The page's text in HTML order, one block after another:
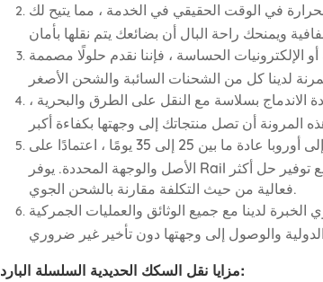
في الوقت الحقيقي في الخدمة ، مما يتيح لك
الإلكترونيات الحساسة ، فإننا نقدم حلولًا مصممة
الاندماج بسلاسة مع النقل على الطرق والبحرية ،
يستغرق طريق السكك الحديدية من الصين إلى أوروبا عادة ما بين 25 إلى 35 يومًا ، اعتمادًا على
الأصل والوجهة المحددة. يوفر Rail ميزة زمنية كبيرة على الشحن البحري ، والتي قد تستغرق أسابيع مع توفير حل أكثر
لدينا مع جميع الوثائق والعمليات الجمركية
مزايا نقل السكك الحديدية السلسلة الباردة: